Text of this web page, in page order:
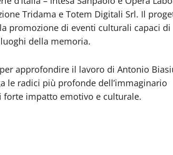
Tridama e Totem Digitali Srl. Il
promozione di eventi culturali capaci di
della memoria.
approfondire il lavoro di Antonio
le radici più profonde dell’immaginario
forte impatto emotivo e culturale.